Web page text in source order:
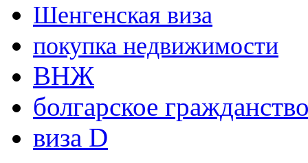
Шенгенская виза
покупка недвижимости
ВНЖ
болгарское
виза D